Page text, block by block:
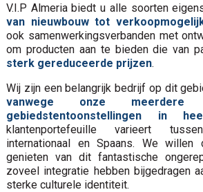
V.I.P Almeria biedt u alle soorten
van nieuwbouw tot
ook samenwerkingsverbanden met
om producten aan te bieden die van
sterk gereduceerde prijzen.
Wij zijn een belangrijk bedrijf op dit
vanwege onze meerdere
gebiedstentoonstellingen in
klantenportefeuille varieert
internationaal en Spaans. We willen
genieten van dit fantastische
zoveel integratie hebben bijgedragen
sterke culturele identiteit.